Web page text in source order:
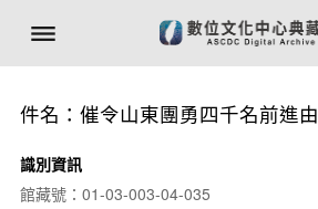
件名：催令山東團勇四千名前進由
識別資訊
館藏號：01-03-003-04-035